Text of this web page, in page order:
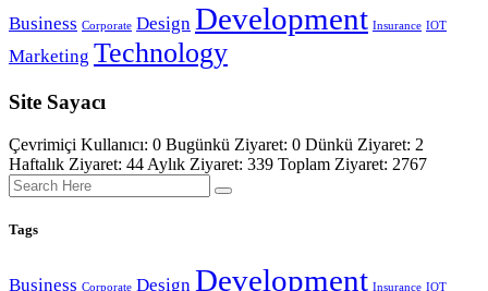
Business Corporate Design Development Insurance IOT
Marketing Technology
Site Sayacı
Çevrimiçi Kullanıcı: 0 Bugünkü Ziyaret: 0 Dünkü Ziyaret: 2
Haftalık Ziyaret: 44 Aylık Ziyaret: 339 Toplam Ziyaret: 2767
Tags
Business Corporate Design Development Insurance IOT